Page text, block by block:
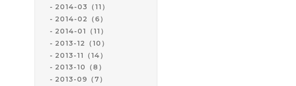
2014-03（11）
2014-02（6）
2014-01（11）
2013-12（10）
2013-11（14）
2013-10（8）
2013-09（7）